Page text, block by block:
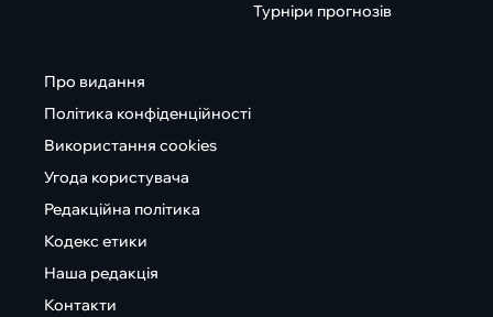
Турніри прогнозів
Про видання
Політика конфіденційності
Використання cookies
Угода користувача
Редакційна політика
Кодекс етики
Наша редакція
Контакти